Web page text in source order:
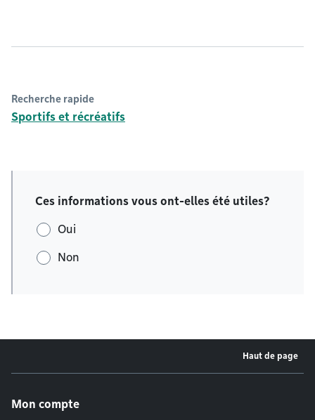
Recherche rapide
Sportifs et récréatifs
Ces informations vous ont-elles été utiles?
Oui
Non
Haut de page
Mon compte